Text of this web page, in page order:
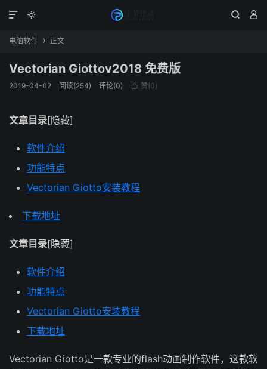
  

电脑软件  正文
Vectorian Giottov2018 免费版
2019-04-02 阅读(254) 评论(0)  赞(0)
文章目录[隐藏]
软件介绍
功能特点
Vectorian Giotto安装教程
下载地址
文章目录[隐藏]
软件介绍
功能特点
Vectorian Giotto安装教程
下载地址
Vectorian Giotto是一款专业的flash动画制作软件，这款软